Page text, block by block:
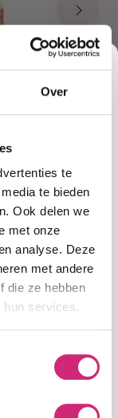
Over
te
te bieden
Ook delen we
met onze
analyse. Deze
met andere
die ze hebben
services.